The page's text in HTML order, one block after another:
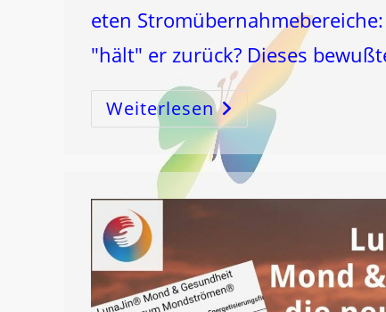
eten
"hält" er zurück? Dieses
WeiterlesenDer
SCHLÜSSEL
…